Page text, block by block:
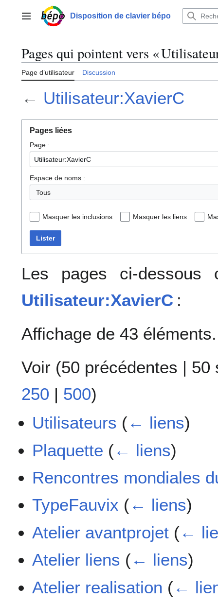
contenuMenu principalDisposition de clavier bépo
Pages qui pointent vers «
Page d’utilisateur Discussion
← Utilisateur:XavierC
Pages liées
Page :
Espace de noms :
Tous
Masquer les inclusions Masquer les liens
Lister
Les pages ci-dessous
Utilisateur:XavierC :
Affichage de 43 éléments.
Voir (50 précédentes | 50
250 | 500)
Utilisateurs (← liens)
Plaquette (← liens)
Rencontres mondiales
TypeFauvix (← liens)
Atelier avantprojet (←
Atelier liens (← liens)
Atelier realisation (←